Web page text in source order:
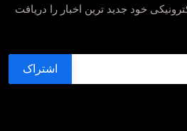
خود جدید ترین اخبار را دریافت